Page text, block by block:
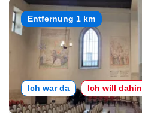
Entfernung 1 km
Ich war da Ich will dahin